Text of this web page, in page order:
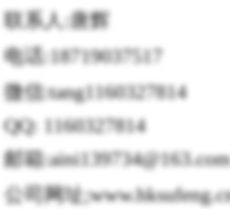
联系人:唐辉
电话:18719037517
微信:tang1160327814
QQ: 1160327814
邮箱:aini139734@163.com
公司网址